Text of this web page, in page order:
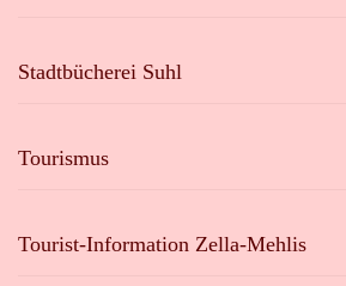
Stadtbücherei Suhl
Tourismus
Tourist-Information Zella-Mehlis